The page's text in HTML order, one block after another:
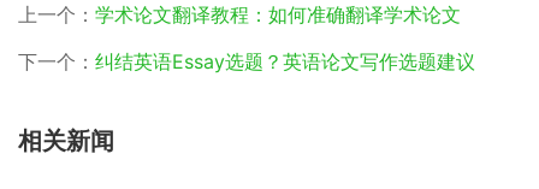
上一个： 学术论文翻译教程：如何准确翻译学术论文
下一个： 纠结英语Essay选题？英语论文写作选题建议
相关新闻